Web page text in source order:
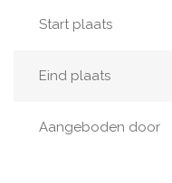
Start plaats
Eind plaats
Aangeboden door